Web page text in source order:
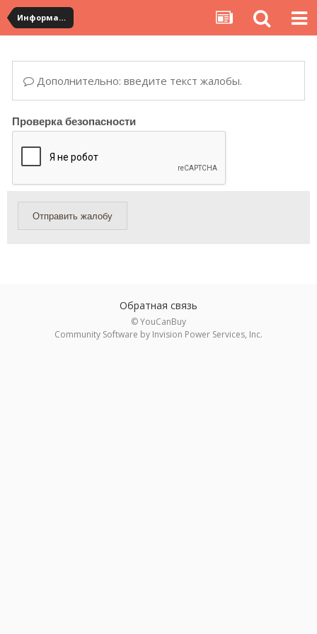
Информация по полученным посылкам
Дополнительно: введите текст жалобы.
Проверка безопасности
Отправить жалобу
Обратная связь
© YouCanBuy
Community Software by Invision Power Services, Inc.